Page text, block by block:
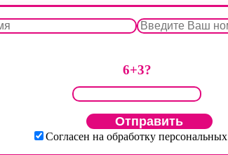
6+3?
Согласен на обработку